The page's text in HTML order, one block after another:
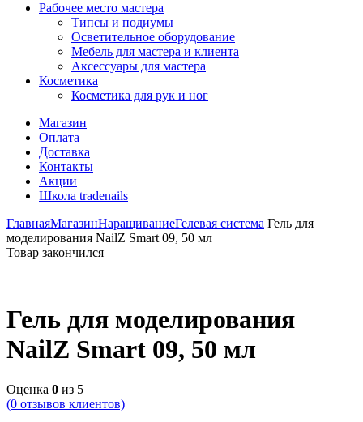
Рабочее место мастера
Типсы и подиумы
Осветительное оборудование
Мебель для мастера и клиента
Аксессуары для мастера
Косметика
Косметика для рук и ног
Магазин
Оплата
Доставка
Контакты
Акции
Школа tradenails
ГлавнаяМагазинНаращиваниеГелевая система Гель для
моделирования NailZ Smart 09, 50 мл
Товар закончился
Гель для моделирования
NailZ Smart 09, 50 мл
Оценка 0 из 5
(0 отзывов клиентов)